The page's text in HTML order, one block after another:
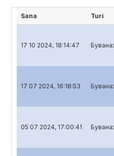
Sana Turi
17 10 2024, 18:14:47
17 07 2024, 16:18:53
05 07 2024, 17:00:41